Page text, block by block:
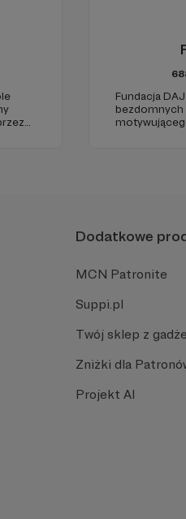
Fundacja
bezdomnych
Dodatkowe
MCN Patronite
Suppi.pl
Twój sklep z
Zniżki dla
Projekt AI